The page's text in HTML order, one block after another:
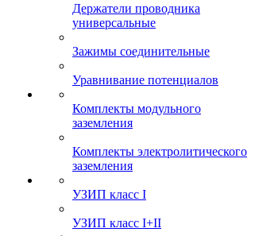
Держатели проводника
универсальные
Зажимы соединительные
Уравнивание потенциалов
Комплекты модульного
заземления
Комплекты электролитического
заземления
УЗИП класс I
УЗИП класс I+II